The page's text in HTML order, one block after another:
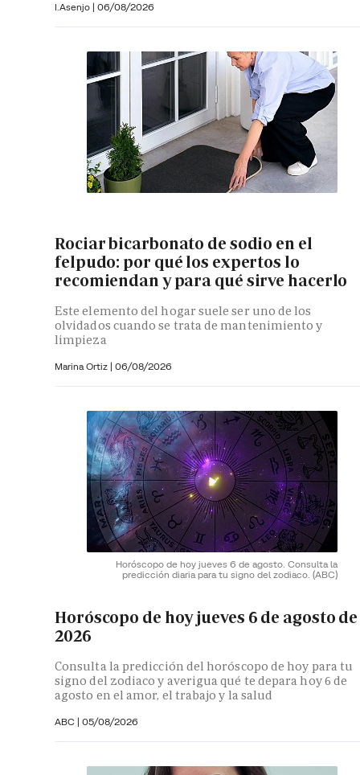
I.Asenjo | 06/08/2026
Rociar bicarbonato de sodio en el
felpudo: por qué los expertos lo
recomiendan y para qué sirve hacerlo
Este elemento del hogar suele ser uno de los
olvidados cuando se trata de mantenimiento y
limpieza
Marina Ortiz | 06/08/2026
Horóscopo de hoy jueves 6 de agosto. Consulta la
predicción diaria para tu signo del zodiaco. (ABC)
Horóscopo de hoy jueves 6 de agosto de
2026
Consulta la predicción del horóscopo de hoy para tu
signo del zodiaco y averigua qué te depara hoy 6 de
agosto en el amor, el trabajo y la salud
ABC | 05/08/2026